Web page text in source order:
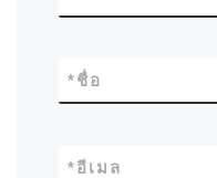
ชื่อ
*
อีเมล
*